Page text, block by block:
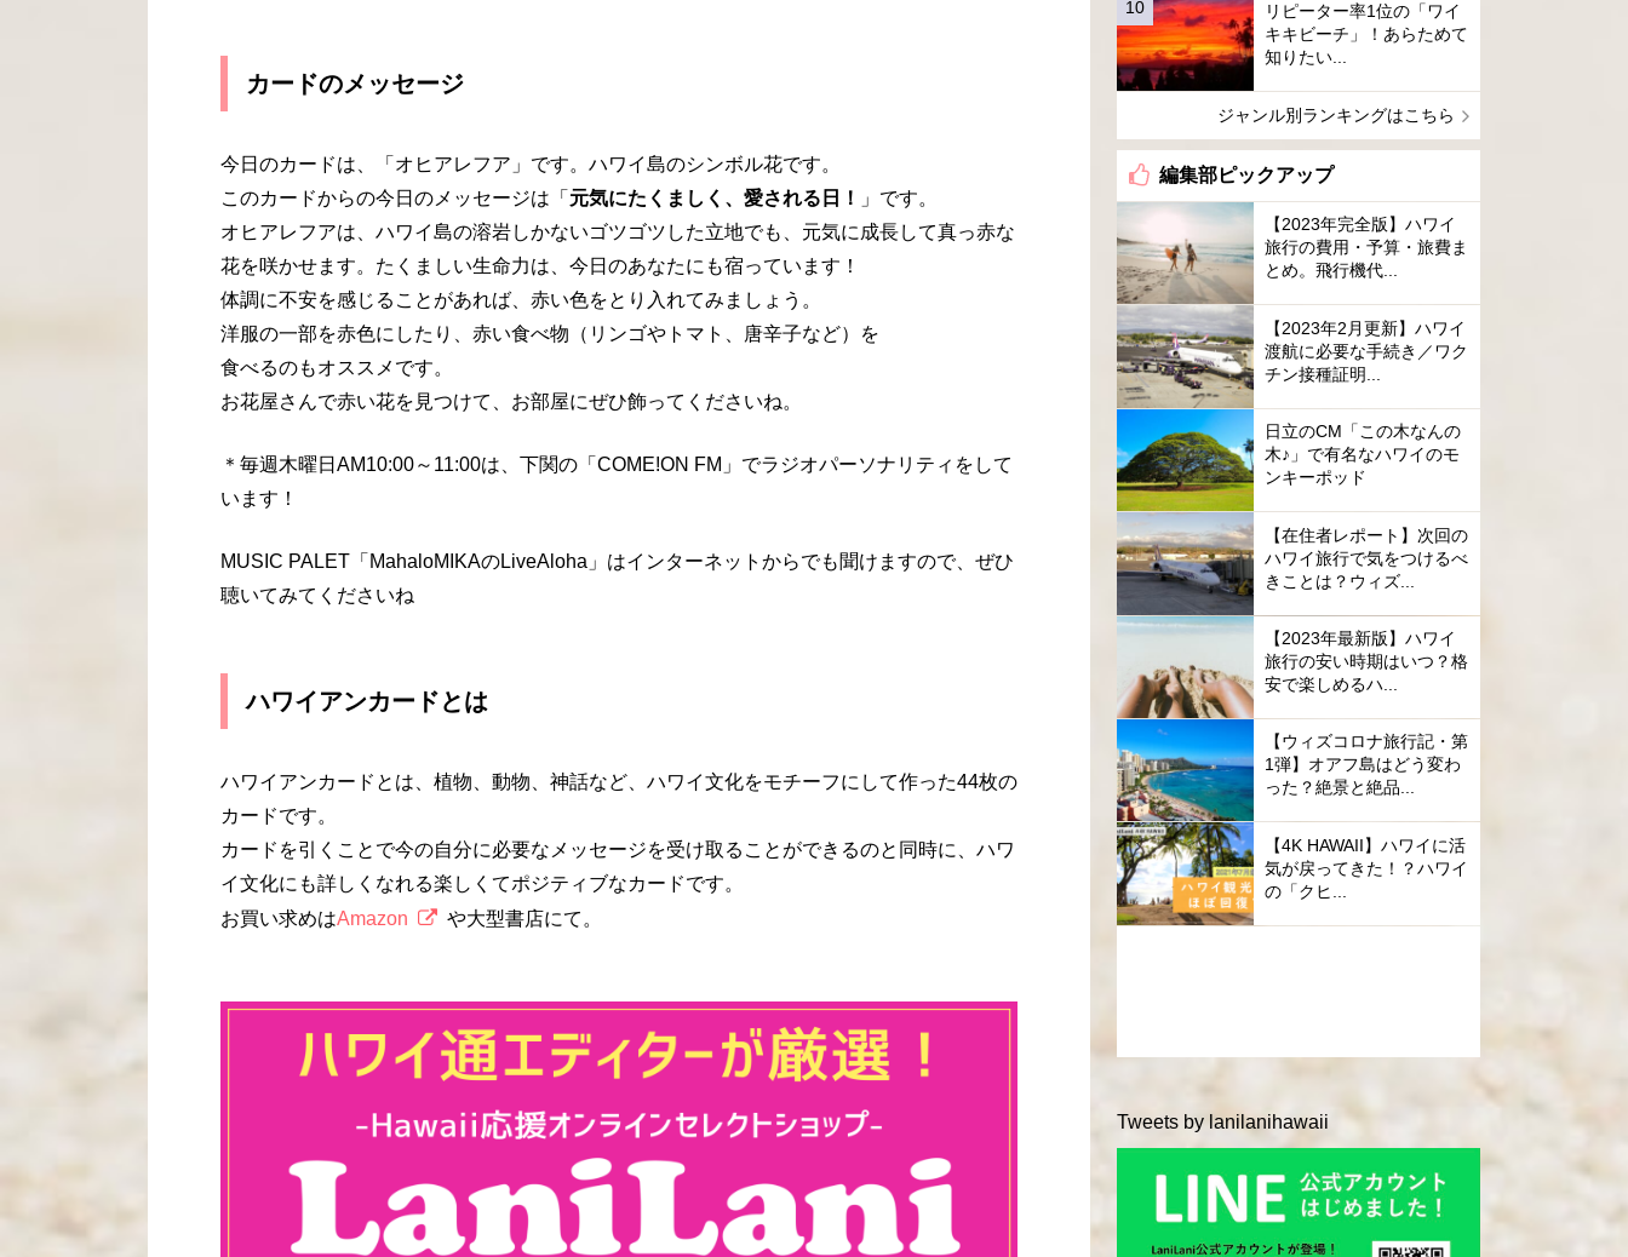
カードのメッセージ
今日のカードは、「オヒアレフア」です。ハワイ島のシンボル花です。
このカードからの今日のメッセージは「 元気にたくましく、愛される日！
」です。
オヒアレフアは、ハワイ島の溶岩しかないゴツゴツした立地でも、元気に成長して真っ赤な
花を咲かせます。たくましい生命力は、今日のあなたにも宿っています！
体調に不安を感じることがあれば、赤い色をとり入れてみましょう。
洋服の一部を赤色にしたり、赤い食べ物（リンゴやトマト、唐辛子など）を
食べるのもオススメです。
お花屋さんで赤い花を見つけて、お部屋にぜひ飾ってくださいね。
＊毎週木曜日AM10:00～11:00は、下関の「COME!ON FM」でラジオパーソナリティをして
います！
MUSIC PALET「MahaloMIKAのLiveAloha」はインターネットからでも聞けますので、ぜひ
聴いてみてくださいね
ハワイアンカードとは
ハワイアンカードとは、植物、動物、神話など、ハワイ文化をモチーフにして作った44枚の
カードです。
カードを引くことで今の自分に必要なメッセージを受け取ることができるのと同時に、ハワ
イ文化にも詳しくなれる楽しくてポジティブなカードです。
お買い求めはAmazon や大型書店にて。
リピーター率1位の「ワイ
キキビーチ」！あらためて
知りたい...
ジャンル別ランキングはこちら
編集部ピックアップ
【2023年完全版】ハワイ
旅行の費用・予算・旅費ま
とめ。飛行機代...
【2023年2月更新】ハワイ
渡航に必要な手続き／ワク
チン接種証明...
日立のCM「この木なんの
木♪」で有名なハワイのモ
ンキーポッド
【在住者レポート】次回の
ハワイ旅行で気をつけるべ
きことは？ウィズ...
【2023年最新版】ハワイ
旅行の安い時期はいつ？格
安で楽しめるハ...
【ウィズコロナ旅行記・第
1弾】オアフ島はどう変わ
った？絶景と絶品...
【4K HAWAII】ハワイに活
気が戻ってきた！？ハワイ
の「クヒ...
Tweets by lanilanihawaii